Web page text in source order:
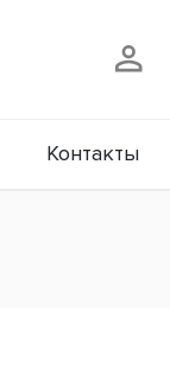
Контакты